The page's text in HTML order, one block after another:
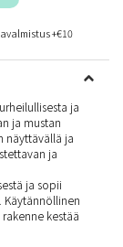
+€10
ja
ja mustan
näyttävällä ja
ja
ja sopii
Käytännöllinen
kestää